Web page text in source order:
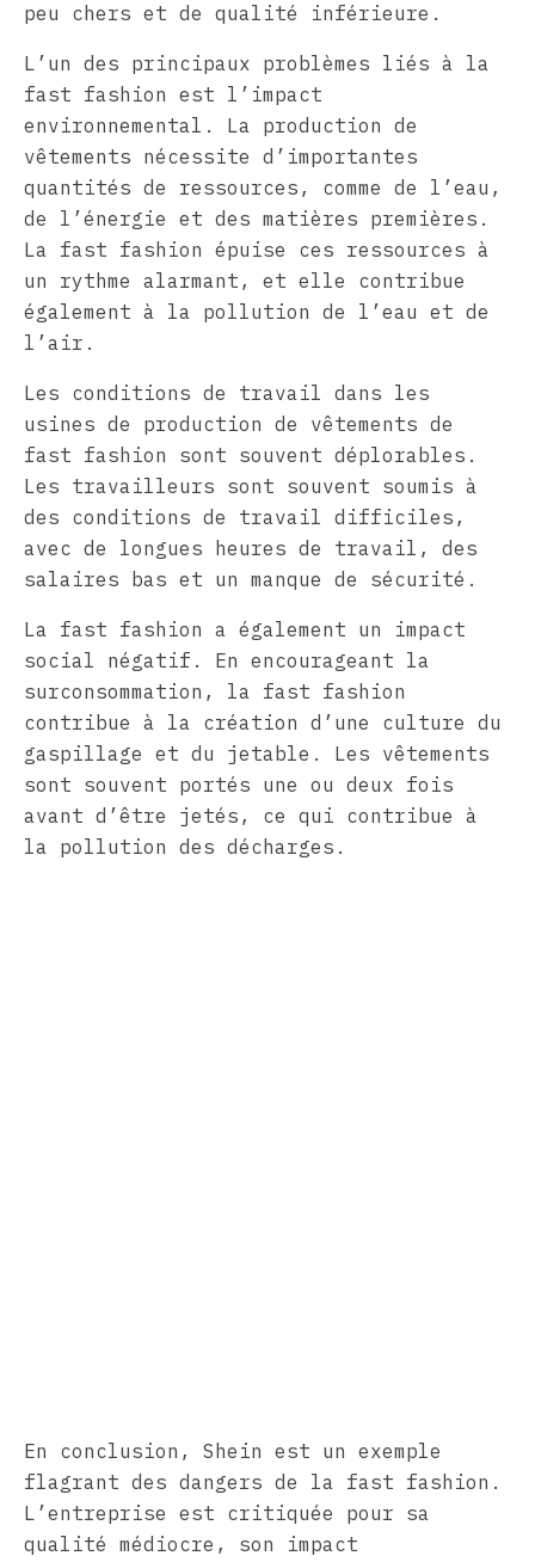
peu chers et de qualité inférieure.
L’un des principaux problèmes liés à la
fast fashion est l’impact
environnemental. La production de
vêtements nécessite d’importantes
quantités de ressources, comme de l’eau,
de l’énergie et des matières premières.
La fast fashion épuise ces ressources à
un rythme alarmant, et elle contribue
également à la pollution de l’eau et de
l’air.
Les conditions de travail dans les
usines de production de vêtements de
fast fashion sont souvent déplorables.
Les travailleurs sont souvent soumis à
des conditions de travail difficiles,
avec de longues heures de travail, des
salaires bas et un manque de sécurité.
La fast fashion a également un impact
social négatif. En encourageant la
surconsommation, la fast fashion
contribue à la création d’une culture du
gaspillage et du jetable. Les vêtements
sont souvent portés une ou deux fois
avant d’être jetés, ce qui contribue à
la pollution des décharges.
En conclusion, Shein est un exemple
flagrant des dangers de la fast fashion.
L’entreprise est critiquée pour sa
qualité médiocre, son impact